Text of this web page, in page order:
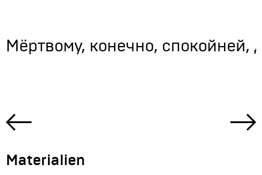
Мёртвому, конечно, спокойней,
Materialien